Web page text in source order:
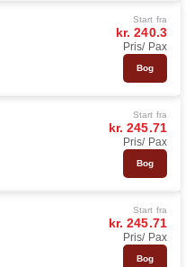
Start fra
kr. 240.3
Pris/ Pax
Bog
Start fra
kr. 245.71
Pris/ Pax
Bog
Start fra
kr. 245.71
Pris/ Pax
Bog